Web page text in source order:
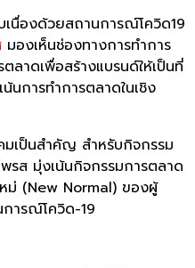
นื่องด้วยสถานการณ์โควิด19
มองเห็นช่องทางการทำการ
ลาดเพื่อสร้างแบรนด์ให้เป็นที่
นการทำการตลาดในเชิง
มเป็นสำคัญ สำหรับกิจกรรม
รส มุ่งเน้นกิจกรรมการตลาด
ม่ (New Normal) ของผู้
ารณ์โควิด-19